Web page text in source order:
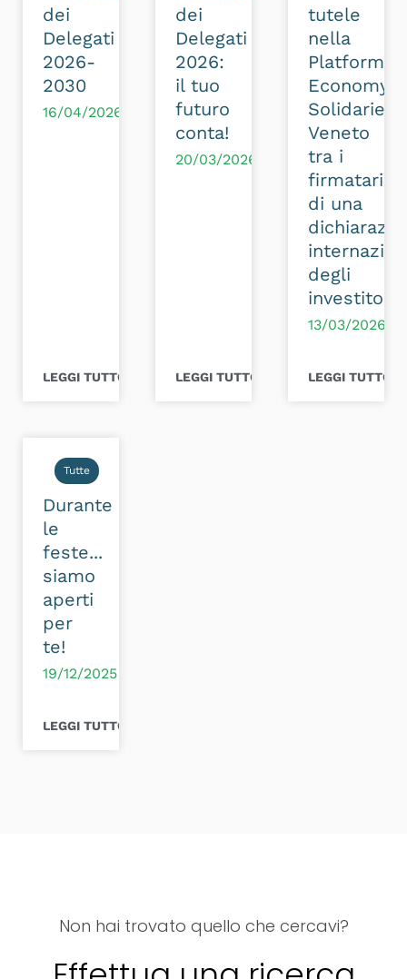
dei
Delegati
2026-
2030
16/04/2026
LEGGI TUTTO >
dei
Delegati
2026:
il tuo
futuro
conta!
20/03/2026
LEGGI TUTTO >
tutele
nella
Platform
Economy:
Solidarietà
Veneto
tra i
firmatari
di una
degli
investitori
13/03/2026
LEGGI TUTTO >
Tutte
Durante
le
feste...
siamo
aperti
per
te!
19/12/2025
LEGGI TUTTO >
Non hai trovato quello che cercavi?